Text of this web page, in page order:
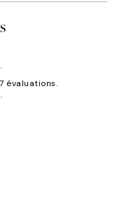
évaluations.